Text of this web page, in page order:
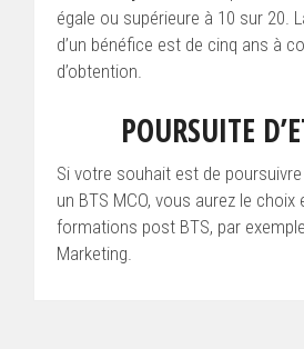
égale ou supérieure à 10 sur 20.
d’un bénéfice est de cinq ans à
d’obtention.
POURSUITE
Si votre souhait est de
un BTS MCO, vous aurez le choix
formations post BTS, par
Marketing.